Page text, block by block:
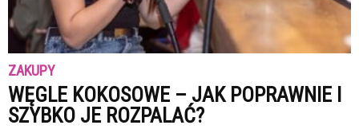
ZAKUPY
WĘGLE KOKOSOWE – JAK POPRAWNIE I
SZYBKO JE ROZPALAĆ?